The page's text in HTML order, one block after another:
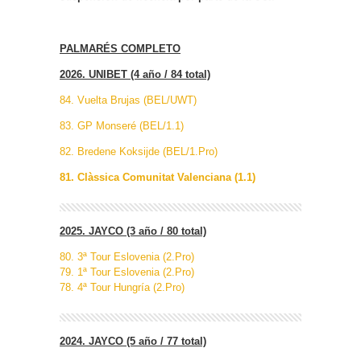
PALMARÉS COMPLETO
2026. UNIBET (4 año / 84 total)
84. Vuelta Brujas (BEL/UWT)
83. GP Monseré (BEL/1.1)
82. Bredene Koksijde (BEL/1.Pro)
81. Clàssica Comunitat Valenciana (1.1)
2025. JAYCO (3 año / 80 total)
80. 3ª Tour Eslovenia (2.Pro)
79. 1ª Tour Eslovenia (2.Pro)
78. 4ª Tour Hungría (2.Pro)
2024. JAYCO (5 año / 77 total)